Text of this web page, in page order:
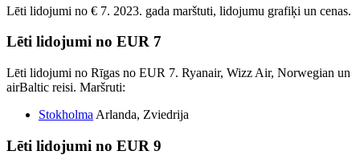
Lēti lidojumi no € 7. 2023. gada marštuti, lidojumu grafiķi un cenas.
Lēti lidojumi no EUR 7
Lēti lidojumi no Rīgas no EUR 7. Ryanair, Wizz Air, Norwegian un
airBaltic reisi. Maršruti:
Stokholma Arlanda, Zviedrija
Lēti lidojumi no EUR 9